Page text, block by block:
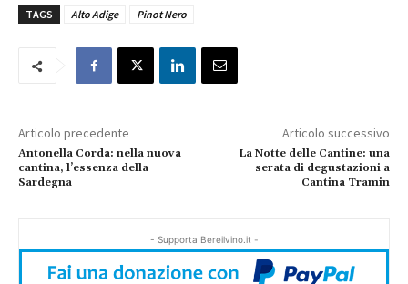
TAGS Alto Adige Pinot Nero
Articolo precedente
Antonella Corda: nella nuova
cantina, l’essenza della
Sardegna
Articolo successivo
La Notte delle Cantine: una
serata di degustazioni a
Cantina Tramin
- Supporta Bereilvino.it -